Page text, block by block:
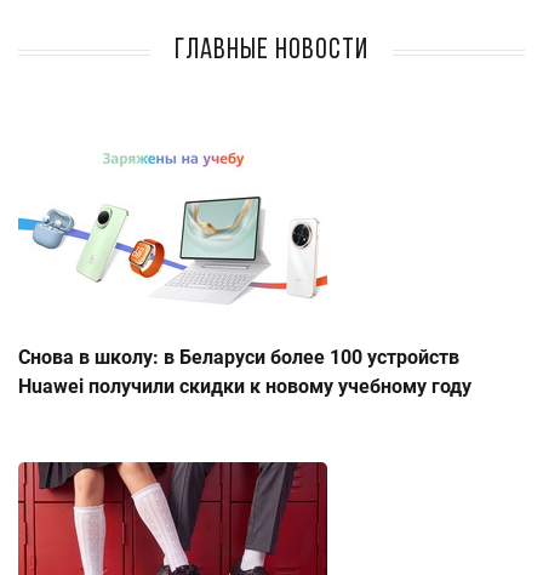
Главные новости
Снова в школу: в Беларуси более 100 устройств
Huawei получили скидки к новому учебному году